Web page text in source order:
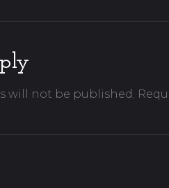
will not be published.